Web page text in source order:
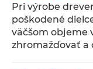
Pri výrobe
poškodené
väčšom objeme
zhromažďovať a